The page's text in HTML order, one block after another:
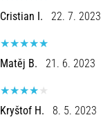
Mostrar
todos
artigos
Cristian I. 22. 7. 2023
Matěj B. 21. 6. 2023
Kryštof H. 8. 5. 2023